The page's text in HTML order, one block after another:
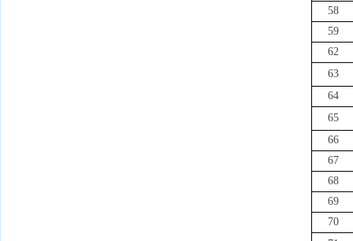
58
59
62
63
64
65
66
67
68
69
70